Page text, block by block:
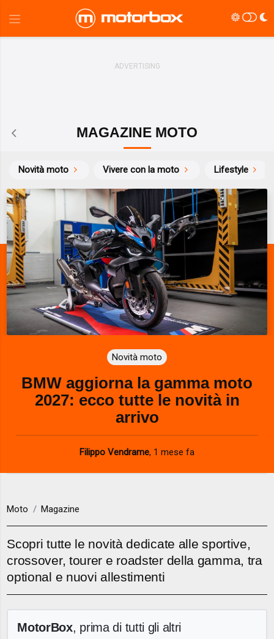
MAGAZINE MOTO
Novità moto Vivere con la moto Lifestyle
Novità moto
BMW aggiorna la gamma moto
2027: ecco tutte le novità in
arrivo
Filippo Vendrame, 1 mese fa
Moto Magazine
Scopri tutte le novità dedicate alle sportive,
crossover, tourer e roadster della gamma, tra
optional e nuovi allestimenti
MotorBox, prima di tutti gli altri